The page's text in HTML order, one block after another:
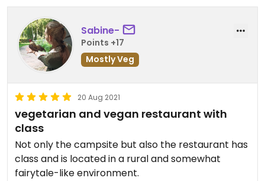
Sabine-
Points +17
Mostly Veg
20 Aug 2021
vegetarian and vegan restaurant with
class
Not only the campsite but also the restaurant has
class and is located in a rural and somewhat
fairytale-like environment.